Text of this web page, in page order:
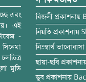
এবং
এই
-
মুভি
বিজলী প্রকাশনায়
নিয়তি প্রকাশনায়
নিঃস্বার্থ ভালোবাসা
ছায়া-ছবি
ডুব প্রকাশনায়